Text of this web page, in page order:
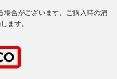
場合がございます。ご購入時の消
ます。